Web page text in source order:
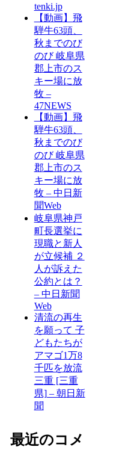
tenki.jp
【動画】飛
騨牛63頭、
秋までのび
のび 岐阜県
郡上市のス
キー場に放
牧 –
47NEWS
【動画】飛
騨牛63頭、
秋までのび
のび 岐阜県
郡上市のス
キー場に放
牧 – 中日新
聞Web
岐阜県神戸
町長選挙に
現職と新人
が立候補 ２
人が訴えた
公約とは？
– 中日新聞
Web
清流の再生
を願って 子
どもたちが
アマゴ1万8
千匹を放流
三重 [三重
県] – 朝日新
聞
最近のコメ